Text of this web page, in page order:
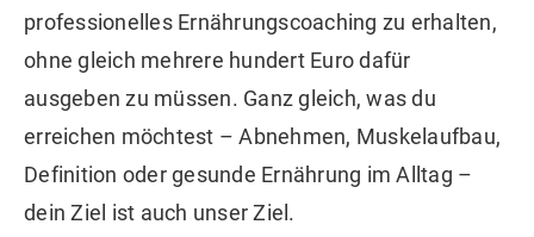
professionelles Ernährungscoaching zu erhalten,
ohne gleich mehrere hundert Euro dafür
ausgeben zu müssen. Ganz gleich, was du
erreichen möchtest – Abnehmen, Muskelaufbau,
Definition oder gesunde Ernährung im Alltag –
dein Ziel ist auch unser Ziel.